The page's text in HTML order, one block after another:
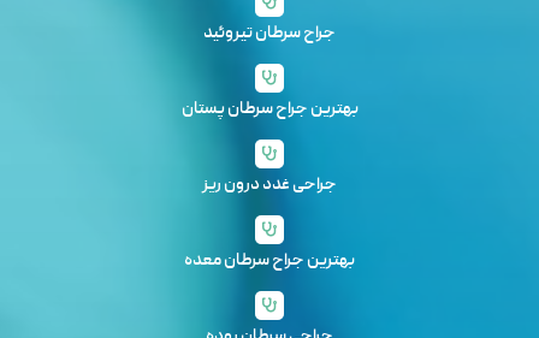
جراح سرطان تیروئید
بهترین جراح سرطان پستان
جراحی غدد درون ریز
بهترین جراح سرطان معده